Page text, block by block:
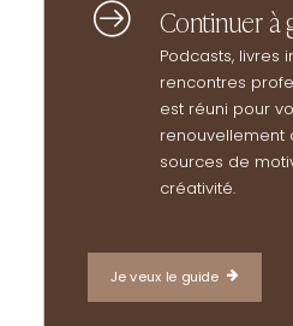
Continuer à
Podcasts, livres
rencontres
est réuni pour
renouvellement
sources de
créativité.
Je veux le guide